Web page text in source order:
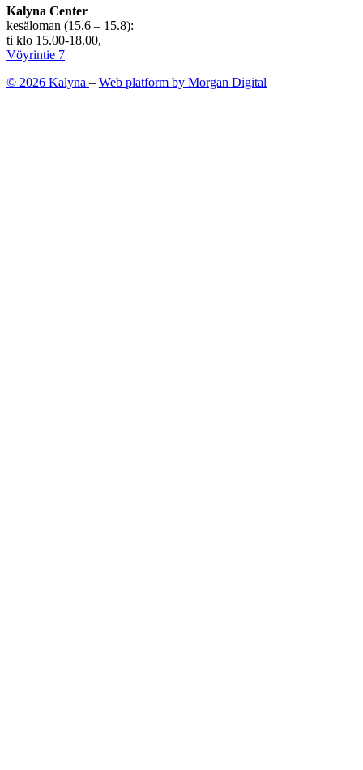
Kalyna Center
kesäloman (15.6 – 15.8):
ti klo 15.00-18.00,
Vöyrintie 7
© 2026 Kalyna – Web platform by Morgan Digital